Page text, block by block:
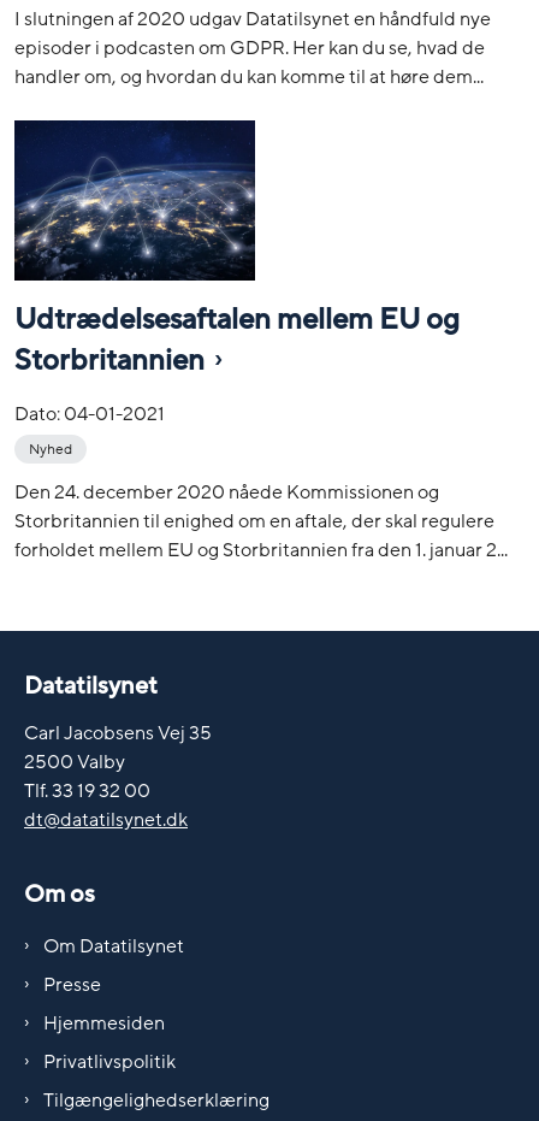
I slutningen af 2020 udgav Datatilsynet en håndfuld nye
episoder i podcasten om GDPR. Her kan du se, hvad de
handler om, og hvordan du kan komme til at høre dem...
Udtrædelsesaftalen mellem EU og
Storbritannien
Dato:04-01-2021
Nyhed
Den 24. december 2020 nåede Kommissionen og
Storbritannien til enighed om en aftale, der skal regulere
forholdet mellem EU og Storbritannien fra den 1. januar 2...
Datatilsynet
Carl Jacobsens Vej 35
2500 Valby
Tlf. 33 19 32 00
dt@datatilsynet.dk
Om os
Om Datatilsynet
Presse
Hjemmesiden
Privatlivspolitik
Tilgængelighedserklæring